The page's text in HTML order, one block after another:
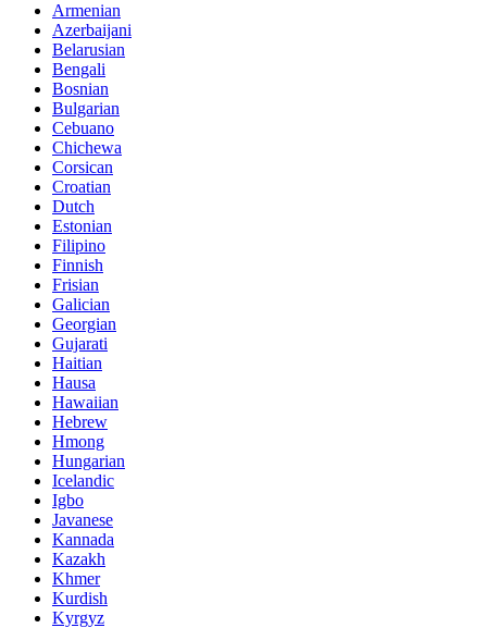
Armenian
Azerbaijani
Belarusian
Bengali
Bosnian
Bulgarian
Cebuano
Chichewa
Corsican
Croatian
Dutch
Estonian
Filipino
Finnish
Frisian
Galician
Georgian
Gujarati
Haitian
Hausa
Hawaiian
Hebrew
Hmong
Hungarian
Icelandic
Igbo
Javanese
Kannada
Kazakh
Khmer
Kurdish
Kyrgyz